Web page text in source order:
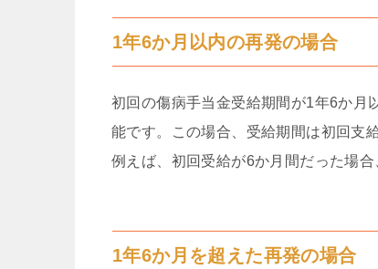
1年6か月以内の再発の場合
初回の傷病手当金受給期間が1年6か月
能です。この場合、受給期間は初回支
例えば、初回受給が6か月間だった場
1年6か月を超えた再発の場合